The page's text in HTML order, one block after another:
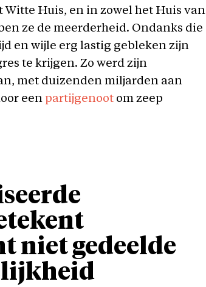
Huis, en in zowel het Huis van
ze de meerderheid. Ondanks die
en wijle erg lastig gebleken zijn
te krijgen. Zo werd zijn
met duizenden miljarden aan
een partijgenoot om zeep
niet gedeelde